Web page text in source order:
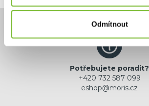
Odmítnout
Potřebujete poradit?
+420 732 587 099
eshop@moris.cz